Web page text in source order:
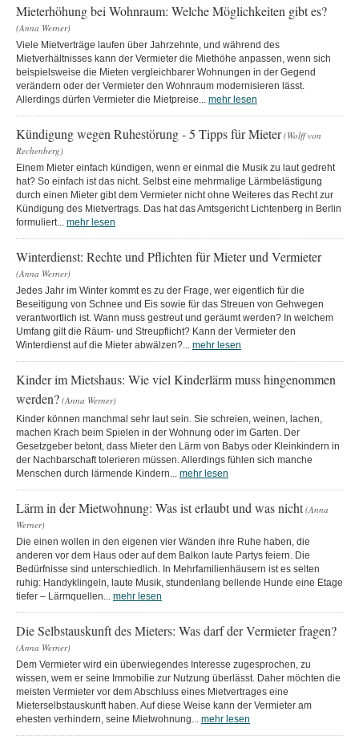
Mieterhöhung bei Wohnraum: Welche Möglichkeiten gibt es?
(Anna Werner)
Viele Mietverträge laufen über Jahrzehnte, und während des
Mietverhältnisses kann der Vermieter die Miethöhe anpassen, wenn sich
beispielsweise die Mieten vergleichbarer Wohnungen in der Gegend
verändern oder der Vermieter den Wohnraum modernisieren lässt.
Allerdings dürfen Vermieter die Mietpreise... mehr lesen
Kündigung wegen Ruhestörung - 5 Tipps für Mieter (Wolff von
Rechenberg)
Einem Mieter einfach kündigen, wenn er einmal die Musik zu laut gedreht
hat? So einfach ist das nicht. Selbst eine mehrmalige Lärmbelästigung
durch einen Mieter gibt dem Vermieter nicht ohne Weiteres das Recht zur
Kündigung des Mietvertrags. Das hat das Amtsgericht Lichtenberg in Berlin
formuliert... mehr lesen
Winterdienst: Rechte und Pflichten für Mieter und Vermieter
(Anna Werner)
Jedes Jahr im Winter kommt es zu der Frage, wer eigentlich für die
Beseitigung von Schnee und Eis sowie für das Streuen von Gehwegen
verantwortlich ist. Wann muss gestreut und geräumt werden? In welchem
Umfang gilt die Räum- und Streupflicht? Kann der Vermieter den
Winterdienst auf die Mieter abwälzen?... mehr lesen
Kinder im Mietshaus: Wie viel Kinderlärm muss hingenommen
werden? (Anna Werner)
Kinder können manchmal sehr laut sein. Sie schreien, weinen, lachen,
machen Krach beim Spielen in der Wohnung oder im Garten. Der
Gesetzgeber betont, dass Mieter den Lärm von Babys oder Kleinkindern in
der Nachbarschaft tolerieren müssen. Allerdings fühlen sich manche
Menschen durch lärmende Kindern... mehr lesen
Lärm in der Mietwohnung: Was ist erlaubt und was nicht (Anna
Werner)
Die einen wollen in den eigenen vier Wänden ihre Ruhe haben, die
anderen vor dem Haus oder auf dem Balkon laute Partys feiern. Die
Bedürfnisse sind unterschiedlich. In Mehrfamilienhäusern ist es selten
ruhig: Handyklingeln, laute Musik, stundenlang bellende Hunde eine Etage
tiefer – Lärmquellen... mehr lesen
Die Selbstauskunft des Mieters: Was darf der Vermieter fragen?
(Anna Werner)
Dem Vermieter wird ein überwiegendes Interesse zugesprochen, zu
wissen, wem er seine Immobilie zur Nutzung überlässt. Daher möchten die
meisten Vermieter vor dem Abschluss eines Mietvertrages eine
Mieterselbstauskunft haben. Auf diese Weise kann der Vermieter am
ehesten verhindern, seine Mietwohnung... mehr lesen